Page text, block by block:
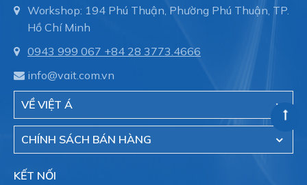
Workshop: 194 Phú Thuận, Phường Phú Thuận, TP.
Hồ Chí Minh
0943 999 067 +84 28 3773.4666
info@vait.com.vn
VỀ VIỆT Á
CHÍNH SÁCH BÁN HÀNG
KẾT NỐI